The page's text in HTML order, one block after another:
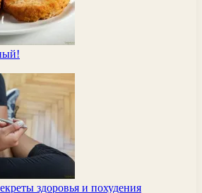
здоровья и похудения